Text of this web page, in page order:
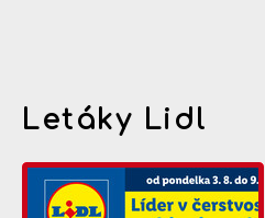
Letáky Lidl